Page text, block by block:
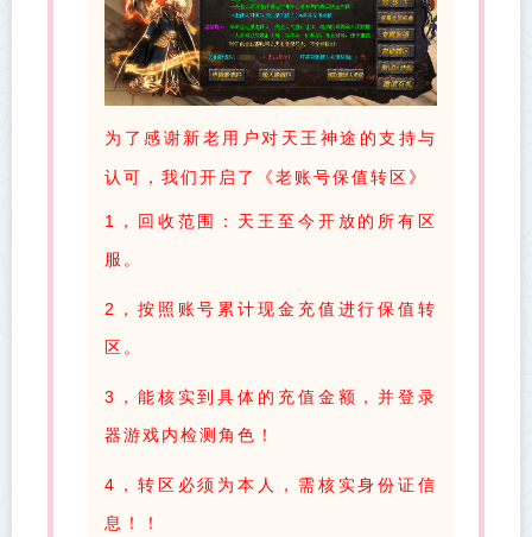
为了感谢新老用户对天王神途的支持与
认可，我们开启了《老账号保值转区》
1，回收范围：天王至今开放的所有区
服。
2，按照账号累计现金充值进行保值转
区。
3，能核实到具体的充值金额，并登录
器游戏内检测角色！
4，转区必须为本人，需核实身份证信
息！！